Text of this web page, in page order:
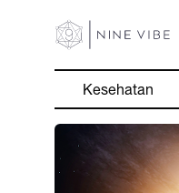
Kesehatan